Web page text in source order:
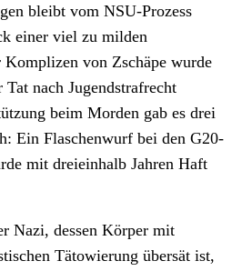
bleibt vom NSU-Prozess
einer viel zu milden
von Zschäpe wurde
Tat nach Jugendstrafrecht
beim Morden gab es drei
Ein Flaschenwurf bei den G20-
mit dreieinhalb Jahren Haft
Nazi, dessen Körper mit
Tätowierung übersät ist,